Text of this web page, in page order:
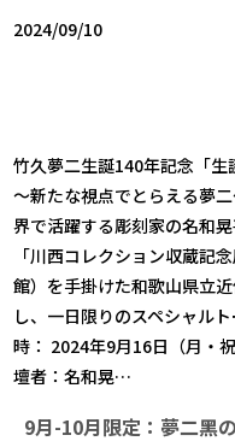
2024/09/10
竹久夢二生誕140年記念「
～新たな視点でとらえる夢
界で活躍する彫刻家の名和
「川西コレクション収蔵記
館）を手掛けた和歌山県立
し、一日限りのスペシャル
時： 2024年9月16日（月・
壇者：名和晃…